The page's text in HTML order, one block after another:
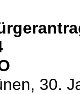
30.